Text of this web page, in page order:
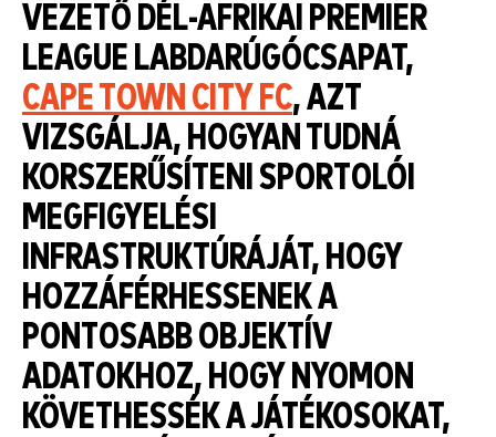
VEZETŐ DÉL-AFRIKAI PREMIER
LEAGUE LABDARÚGÓCSAPAT,
CAPE TOWN CITY FC, AZT
VIZSGÁLJA, HOGYAN TUDNÁ
KORSZERŰSÍTENI SPORTOLÓI
MEGFIGYELÉSI
INFRASTRUKTÚRÁJÁT, HOGY
HOZZÁFÉRHESSENEK A
PONTOSABB OBJEKTÍV
ADATOKHOZ, HOGY NYOMON
KÖVETHESSÉK A JÁTÉKOSOKAT,